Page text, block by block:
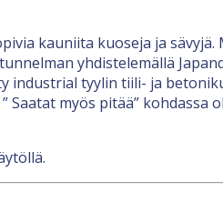
kauniita kuoseja ja
yhdistelemällä
industrial tyylin tiili- ja
myös pitää” kohdassa